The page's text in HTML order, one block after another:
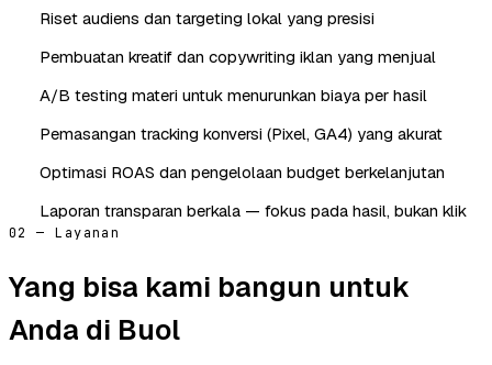
Riset audiens dan targeting lokal yang presisi
Pembuatan kreatif dan copywriting iklan yang menjual
A/B testing materi untuk menurunkan biaya per hasil
Pemasangan tracking konversi (Pixel, GA4) yang akurat
Optimasi ROAS dan pengelolaan budget berkelanjutan
Laporan transparan berkala — fokus pada hasil, bukan klik
02 — Layanan
Yang bisa kami bangun untuk
Anda di Buol